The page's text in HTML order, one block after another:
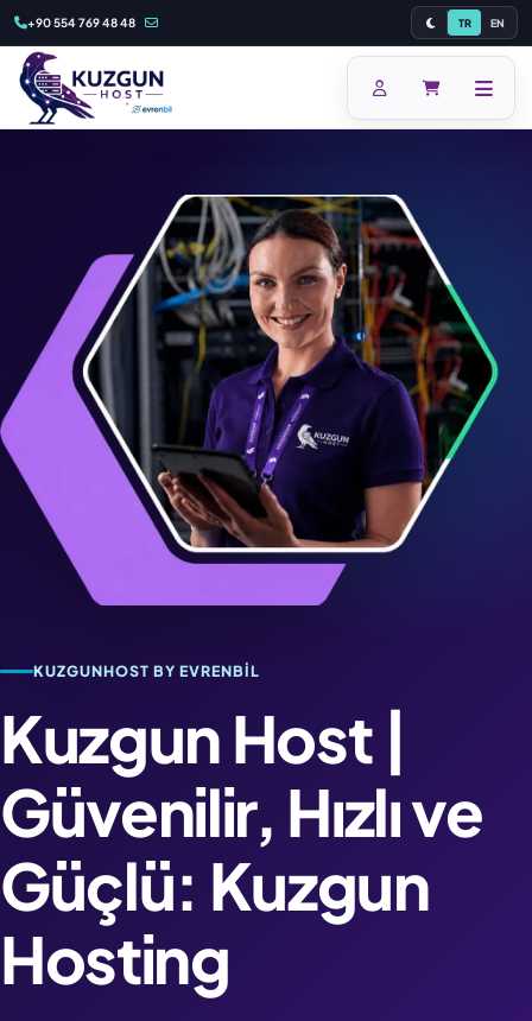
+90 554 769 48 48 TR EN
KUZGUNHOST BY EVRENBIL
Kuzgun Host |
Güvenilir, Hızlı ve
Güçlü: Kuzgun
Hosting